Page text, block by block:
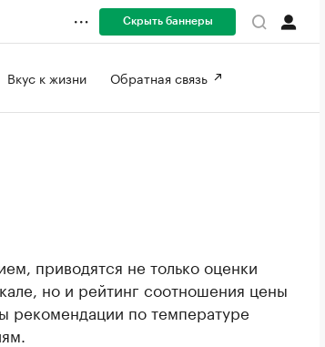
Скрыть баннеры
Вкус к жизни Обратная связь
приводятся не только оценки
но и рейтинг соотношения цены
рекомендации по температуре